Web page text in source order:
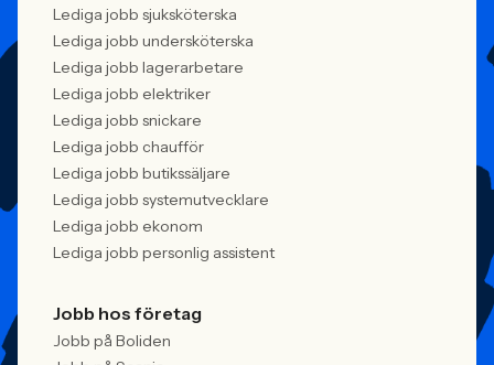
Lediga jobb sjuksköterska
Lediga jobb undersköterska
Lediga jobb lagerarbetare
Lediga jobb elektriker
Lediga jobb snickare
Lediga jobb chaufför
Lediga jobb butikssäljare
Lediga jobb systemutvecklare
Lediga jobb ekonom
Lediga jobb personlig assistent
Jobb hos företag
Jobb på Boliden